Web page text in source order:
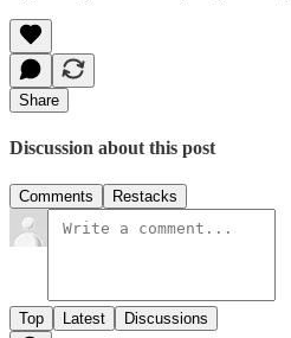
Share
Discussion about this post
Comments Restacks
Top Latest Discussions